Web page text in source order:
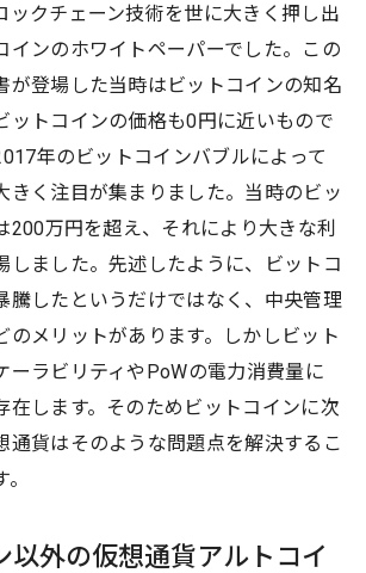
ックチェーン技術を世に大きく押し出
インのホワイトペーパーでした。この
が登場した当時はビットコインの知名
ットコインの価格も0円に近いもので
年のビットコインバブルによって
きく注目が集まりました。当時のビッ
200万円を超え、それにより大きな利
しました。先述したように、ビットコ
騰したというだけではなく、中央管理
のメリットがあります。しかしビット
ーラビリティやPoWの電力消費量に
在します。そのためビットコインに次
通貨はそのような問題点を解決するこ
以外の仮想通貨アルトコイ